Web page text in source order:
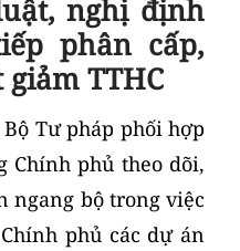
nghị định
phân cấp,
TTHC
Tư pháp phối hợp
Chính phủ theo dõi,
ngang bộ trong việc
phủ các dự án